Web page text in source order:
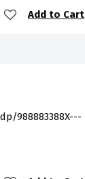
Add to Cart
988883388X---